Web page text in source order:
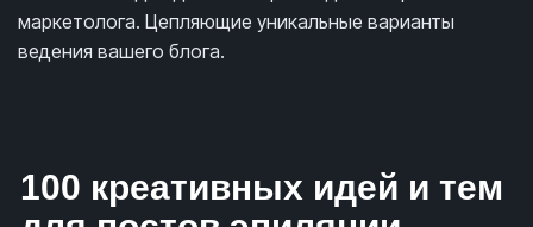
маркетолога. Цепляющие уникальные варианты
ведения вашего блога.
100 креативных идей и тем